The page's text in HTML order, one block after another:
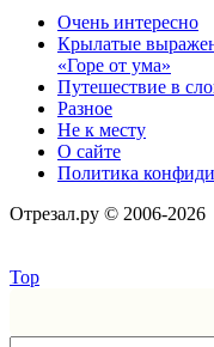
Очень интересно
Крылатые
«Горе от ума»
Путешествие в
Разное
Не к месту
О сайте
Политика
Отрезал.ру © 2006-2026
Top